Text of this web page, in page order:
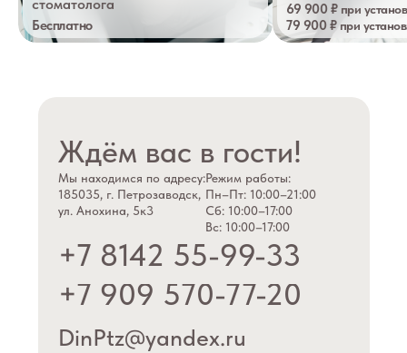
стоматолога
Бесплатно
69 900 ₽ при
79 900 ₽ при
Ждём вас в гости!
Мы находимся по адресу:
185035, г. Петрозаводск,
ул. Анохина, 5к3
Режим работы:
Пн–Пт: 10:00–21:00
Сб: 10:00–17:00
Вс: 10:00–17:00
+7 8142 55-99-33
+7 909 570-77-20
DinPtz@yandex.ru